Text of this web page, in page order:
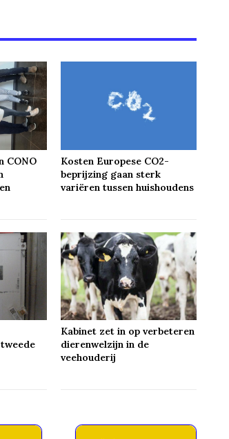
CONO
Kosten Europese CO2-
beprijzing gaan sterk
variëren tussen huishoudens
Kabinet zet in op verbeteren
dierenwelzijn in de
veehouderij